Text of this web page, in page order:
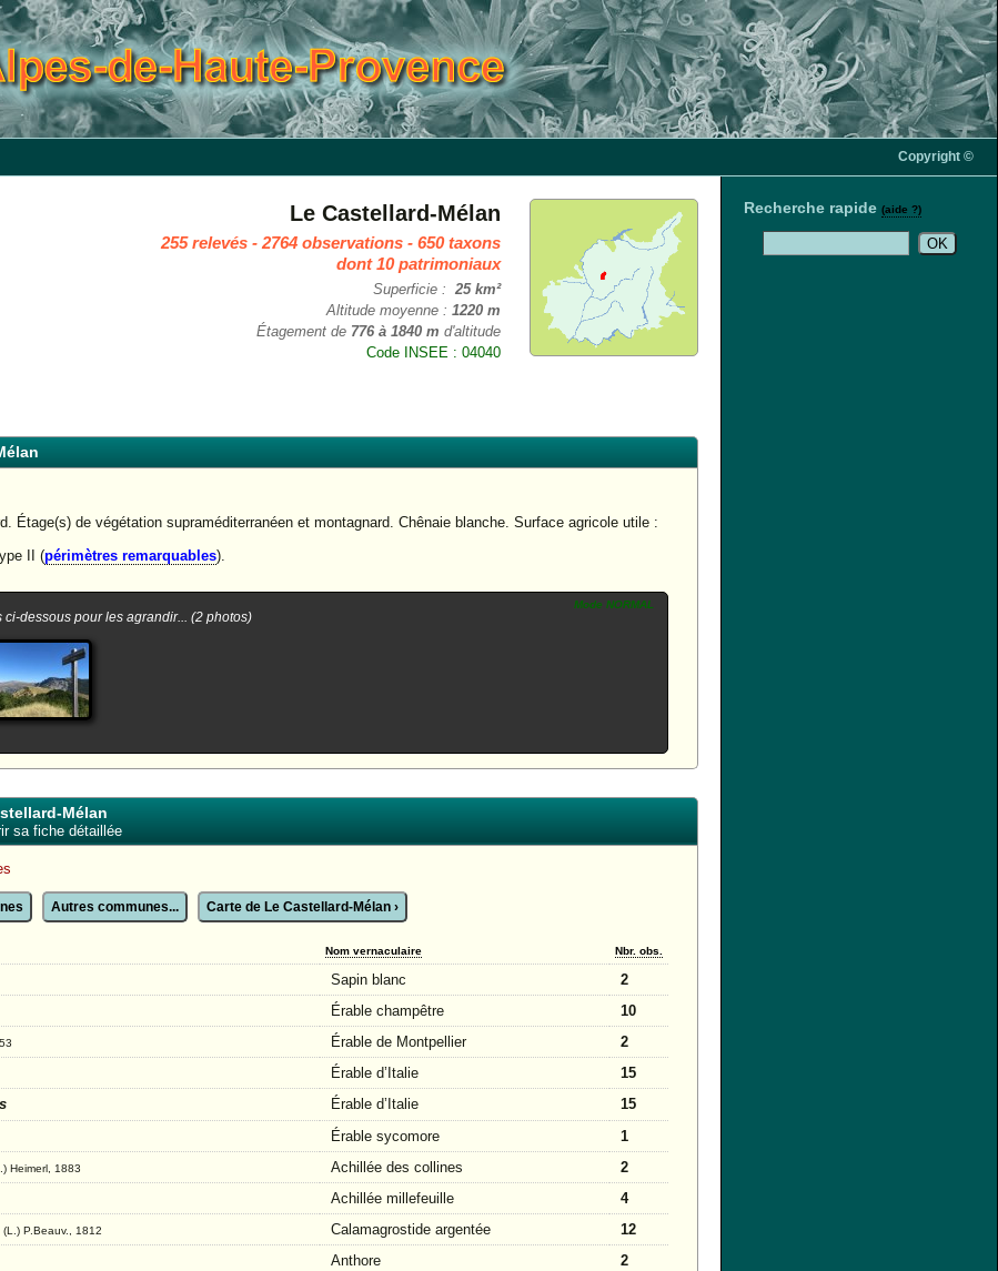
Copyright ©
Recherche rapide (aide ?)
Le Castellard-Mélan
255 relevés - 2764 observations - 650 taxons
dont 10 patrimoniaux
Superficie : 25 km²
Altitude moyenne :1220 m
Étagement de 776 à 1840 m d'altitude
Code INSEE : 04040
Étage(s) de végétation supraméditerranéen et montagnard. Chênaie blanche. Surface agricole utile :
II (périmètres remarquables).
Mode NORMAL
dessous pour les agrandir... (2 photos)
Mélan
sa fiche détaillée
Autres communes... Carte de Le Castellard-Mélan ›
Nom vernaculaire Nbr. obs.
Sapin blanc
2
Érable champêtre
10
Érable de Montpellier
2
Érable d’Italie
15
Érable d’Italie
15
Érable sycomore
1
Heimerl, 1883 Achillée des collines
2
Achillée millefeuille
4
(L.) P.Beauv., 1812 Calamagrostide argentée
12
Anthore
2